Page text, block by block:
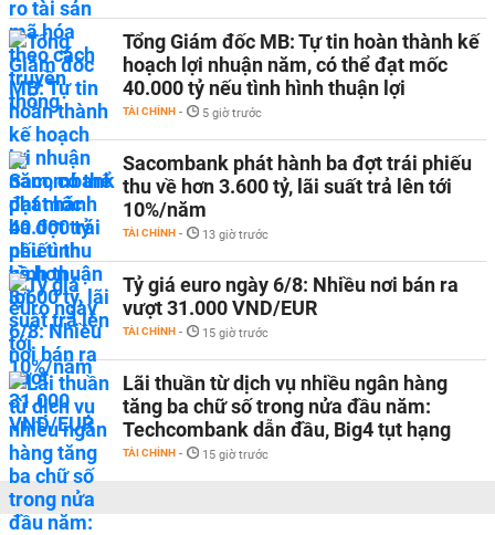
Tổng Giám đốc MB: Tự tin hoàn thành kế
hoạch lợi nhuận năm, có thể đạt mốc
40.000 tỷ nếu tình hình thuận lợi
TÀI CHÍNH - 5 giờ trước
Sacombank phát hành ba đợt trái phiếu
thu về hơn 3.600 tỷ, lãi suất trả lên tới
10%/năm
TÀI CHÍNH - 13 giờ trước
Tỷ giá euro ngày 6/8: Nhiều nơi bán ra
vượt 31.000 VND/EUR
TÀI CHÍNH - 15 giờ trước
Lãi thuần từ dịch vụ nhiều ngân hàng
tăng ba chữ số trong nửa đầu năm:
Techcombank dẫn đầu, Big4 tụt hạng
TÀI CHÍNH - 15 giờ trước